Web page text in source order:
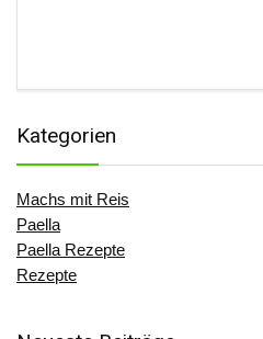
Kategorien
Machs mit Reis
Paella
Paella Rezepte
Rezepte